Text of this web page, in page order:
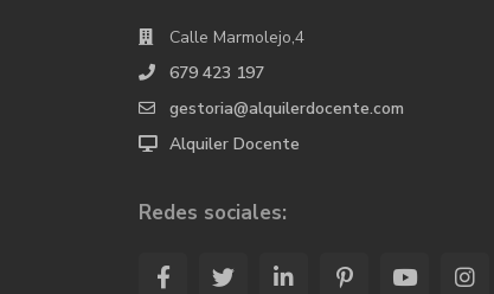
Calle Marmolejo,4
679 423 197
gestoria@alquilerdocente.com
Alquiler Docente
Redes sociales: